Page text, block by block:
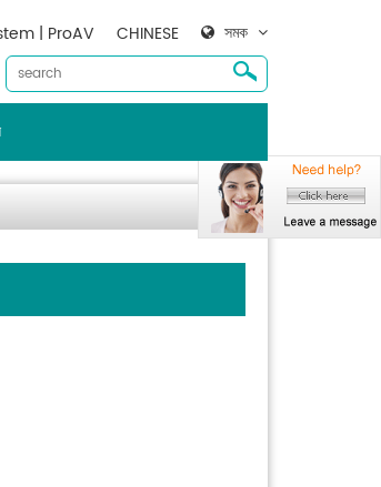
সমক
CHINESE
| ProAV